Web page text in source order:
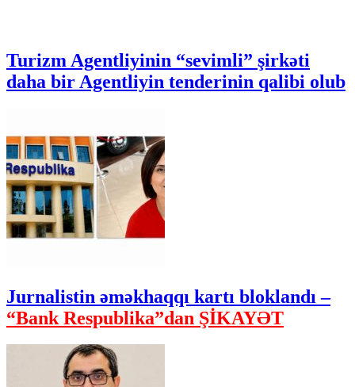
Turizm Agentliyinin “sevimli” şirkəti
daha bir Agentliyin tenderinin qalibi olub
Jurnalistin əməkhaqqı kartı bloklandı –
“Bank Respublika”dan ŞİKAYƏT